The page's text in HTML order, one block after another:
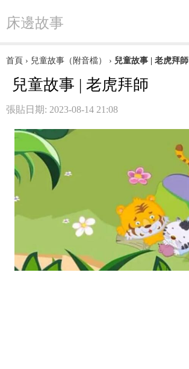
床邊故事
首頁 › 兒童故事（附音檔） › 兒童故事 | 老虎拜師
兒童故事 | 老虎拜師
張貼日期: 2023-08-14 21:08